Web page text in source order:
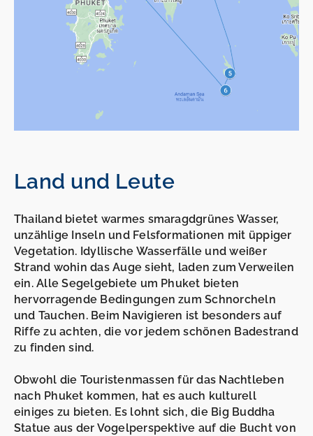
Land und Leute
Thailand bietet warmes smaragdgrünes Wasser,
unzählige Inseln und Felsformationen mit üppiger
Vegetation. Idyllische Wasserfälle und weißer
Strand wohin das Auge sieht, laden zum Verweilen
ein. Alle Segelgebiete um Phuket bieten
hervorragende Bedingungen zum Schnorcheln
und Tauchen. Beim Navigieren ist besonders auf
Riffe zu achten, die vor jedem schönen Badestrand
zu finden sind.
Obwohl die Touristenmassen für das Nachtleben
nach Phuket kommen, hat es auch kulturell
einiges zu bieten. Es lohnt sich, die Big Buddha
Statue aus der Vogelperspektive auf die Bucht von